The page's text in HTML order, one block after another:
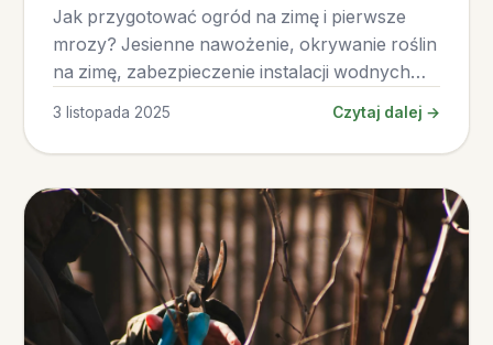
Jak przygotować ogród na zimę i pierwsze
mrozy? Jesienne nawożenie, okrywanie roślin
na zimę, zabezpieczenie instalacji wodnych
3 listopada 2025 Czytaj dalej →